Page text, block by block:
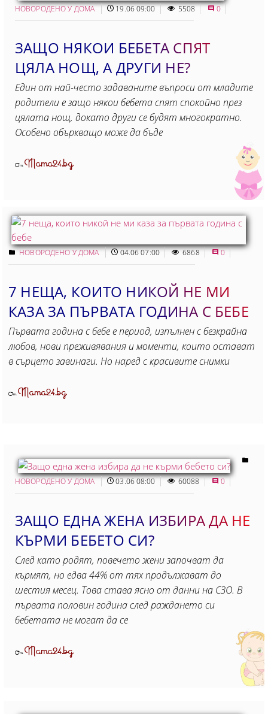
НОВОРОДЕНО У ДОМА 19.06 09:00 5508 0
ЗАЩО НЯКОИ БЕБЕТА СПЯТ
ЦЯЛА НОЩ, А ДРУГИ НЕ?
Един от най-често задаваните въпроси от младите
родители е защо някои бебета спят спокойно през
цялата нощ, докато други се будят многократно.
Особено объркващо може да бъде
ОтMama24.bg
НОВОРОДЕНО У ДОМА 04.06 07:00 6868 0
7 НЕЩА, КОИТО НИКОЙ НЕ МИ
КАЗА ЗА ПЪРВАТА ГОДИНА С БЕБЕ
Първата година с бебе е период, изпълнен с безкрайна
любов, нови преживявания и моменти, които остават
в сърцето завинаги. Но наред с красивите снимки
ОтMama24.bg
НОВОРОДЕНО У ДОМА 03.06 08:00 60088 0
ЗАЩО ЕДНА ЖЕНА ИЗБИРА ДА НЕ
КЪРМИ БЕБЕТО СИ?
След като родят, повечето жени започват да
кърмят, но едва 44% от тях продължават до
шестия месец. Това става ясно от данни на СЗО. В
първата половин година след раждането си
бебетата не могат да се
ОтMama24.bg